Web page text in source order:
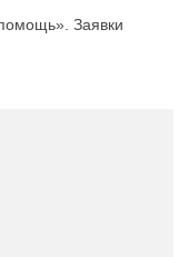
Заявки